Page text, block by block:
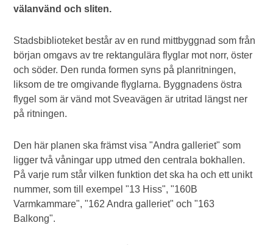
välanvänd och sliten.
Stadsbiblioteket består av en rund mittbyggnad som från
början omgavs av tre rektangulära flyglar mot norr, öster
och söder. Den runda formen syns på planritningen,
liksom de tre omgivande flyglarna. Byggnadens östra
flygel som är vänd mot Sveavägen är utritad längst ner
på ritningen.
Den här planen ska främst visa "Andra galleriet" som
ligger två våningar upp utmed den centrala bokhallen.
På varje rum står vilken funktion det ska ha och ett unikt
nummer, som till exempel "13 Hiss", "160B
Varmkammare", "162 Andra galleriet" och "163
Balkong".